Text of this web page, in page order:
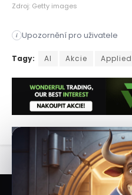
Zdroj: Getty images
i Upozornění pro uživatele
Investice ve výši 1 000
Tagy: AI Akcie